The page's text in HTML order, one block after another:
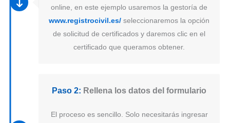
online, en este ejemplo usaremos la gestoría de
www.registrocivil.es/ seleccionaremos la opción
de solicitud de certificados y daremos clic en el
certificado que queramos obtener.
Paso 2: Rellena los datos del formulario
El proceso es sencillo. Solo necesitarás ingresar